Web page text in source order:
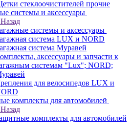
стеклоочистителей прочие
системы и аксессуары
Назад
системы и аксессуары
система LUX и NORD
система Муравей
аксессуары и запчасти к
системам "Lux"; NORD;
для велосипедов LUX и
комплекты для автомобилей
Назад
комплекты для автомобилей